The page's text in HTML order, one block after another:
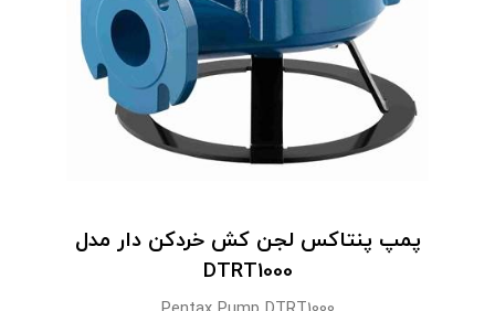
پمپ پنتاکس لجن کش خردکن دار مدل
DTRT1000